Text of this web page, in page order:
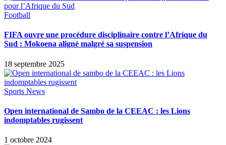
Football
FIFA ouvre une procédure disciplinaire contre l’Afrique du
Sud : Mokoena aligné malgré sa suspension
18 septembre 2025
Sports News
Open international de Sambo de la CEEAC : les Lions
indomptables rugissent
1 octobre 2024